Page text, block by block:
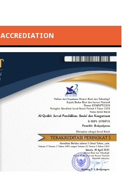
ACCREDIATION